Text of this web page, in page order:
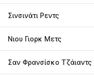
Σινσινάτι Ρεντς
Νιου Γιορκ Μετς
Σαν Φρανσίσκο Τζάιαντς